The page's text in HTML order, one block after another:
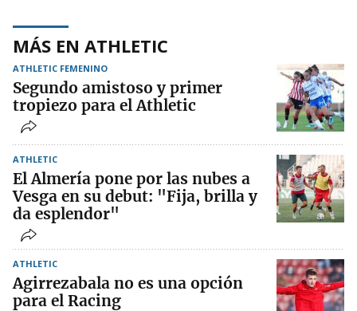
MÁS EN ATHLETIC
ATHLETIC FEMENINO
Segundo amistoso y primer
tropiezo para el Athletic
ATHLETIC
El Almería pone por las nubes a
Vesga en su debut: "Fija, brilla y
da esplendor"
ATHLETIC
Agirrezabala no es una opción
para el Racing